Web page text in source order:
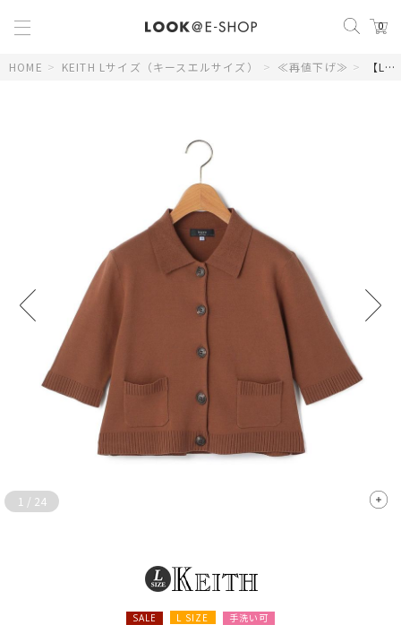
0
HOME > KEITH Lサイズ（キースエルサイズ） > ≪再値下げ≫ > 【Lサイズ】トランシーズナルニットカーディガン
1 / 24
SALE L SIZE 手洗い可